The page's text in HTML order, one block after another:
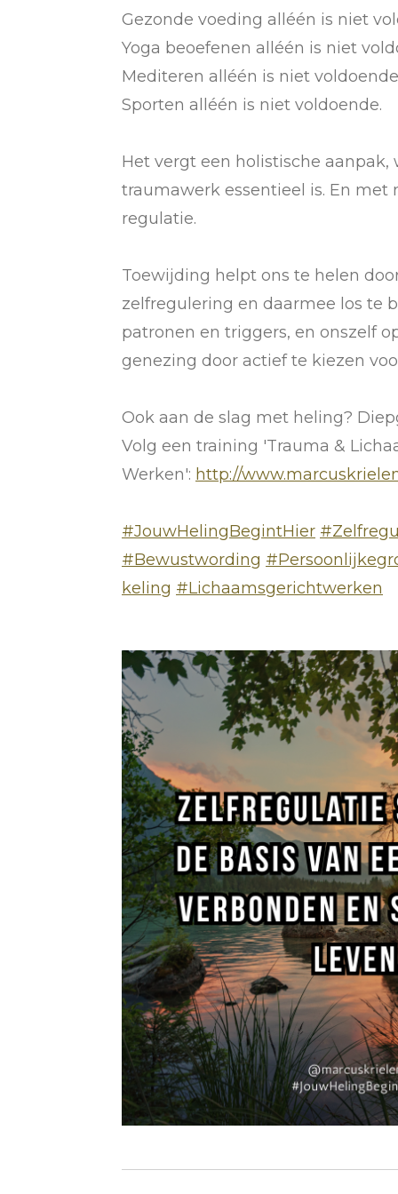
Gezonde voeding alléén is niet
Yoga beoefenen alléén is niet
Mediteren alléén is niet
Sporten alléén is niet voldoende.
Het vergt een holistische
traumawerk essentieel is. En met
regulatie.
Toewijding helpt ons te helen
zelfregulering en daarmee los te
patronen en triggers, en onszelf
genezing door actief te kiezen
Ook aan de slag met heling?
Volg een training 'Trauma &
Werken': http://
#JouwHelingBegintHier
#Bewustwording
keling #Lichaamsgerichtwerken